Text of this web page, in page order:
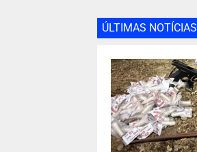
ÚLTIMAS NOTÍCIAS